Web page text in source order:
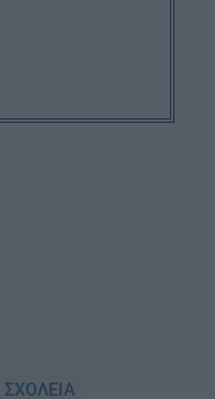
ΣΧΟΛΕΙΑ